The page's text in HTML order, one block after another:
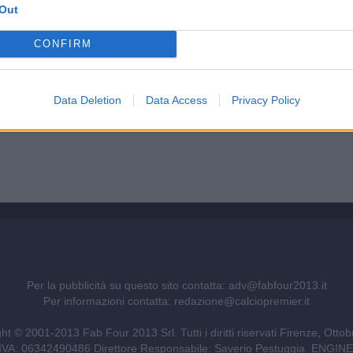
CONFIRM
Data Deletion Data Access Privacy Policy
Per la pubblicità su questo sito contatta: adv@fabfour2013.it
Per informazioni contatta: redazione@calciopremier.it
© 2001-2013 Fab Four 2013 Srl. Tutti i diritti riservati Firenze,
06342490486 Direttore Responsabile: Saverio Pestuggia.